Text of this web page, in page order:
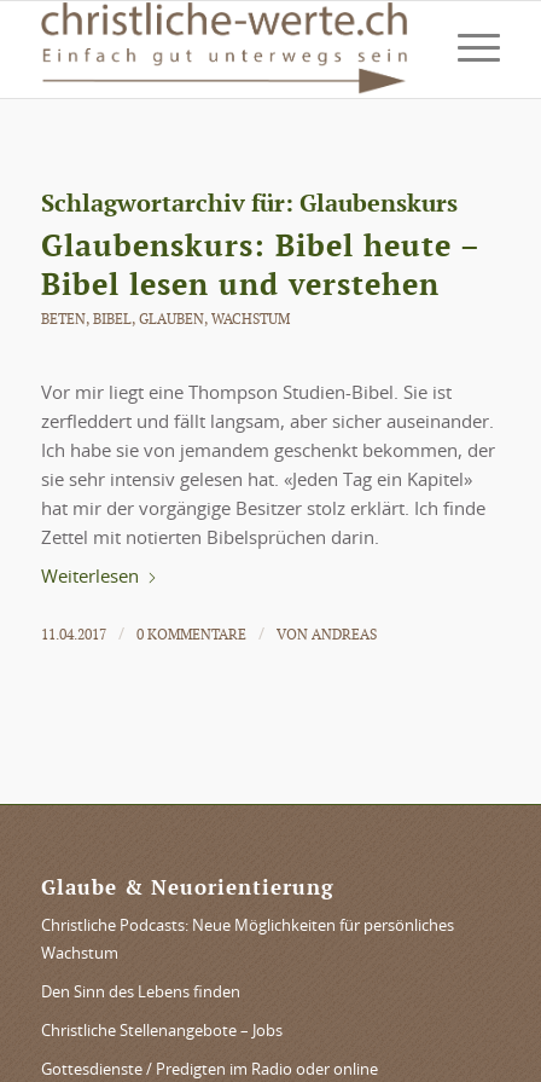
Schlagwortarchiv für: Glaubenskurs
Glaubenskurs: Bibel heute –
Bibel lesen und verstehen
BETEN, BIBEL, GLAUBEN, WACHSTUM
Vor mir liegt eine Thompson Studien-Bibel. Sie ist
zerfleddert und fällt langsam, aber sicher auseinander.
Ich habe sie von jemandem geschenkt bekommen, der
sie sehr intensiv gelesen hat. «Jeden Tag ein Kapitel»
hat mir der vorgängige Besitzer stolz erklärt. Ich finde
Zettel mit notierten Bibelsprüchen darin.
Weiterlesen
11.04.2017 / 0 KOMMENTARE / VONANDREAS
Glaube & Neuorientierung
Christliche Podcasts: Neue Möglichkeiten für persönliches
Wachstum
Den Sinn des Lebens finden
Christliche Stellenangebote – Jobs
Gottesdienste / Predigten im Radio oder online